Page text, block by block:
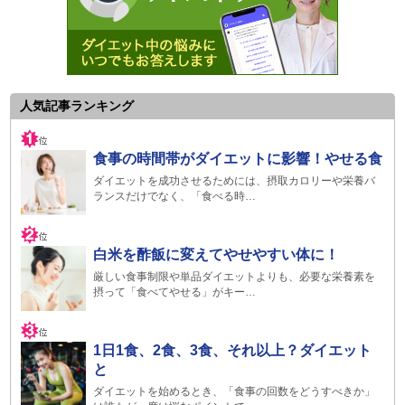
人気記事ランキング
食事の時間帯がダイエットに影響！やせる食
ダイエットを成功させるためには、摂取カロリーや栄養バ
ランスだけでなく、「食べる時…
白米を酢飯に変えてやせやすい体に！
厳しい食事制限や単品ダイエットよりも、必要な栄養素を
摂って「食べてやせる」がキー…
1日1食、2食、3食、それ以上？ダイエット
と
ダイエットを始めるとき、「食事の回数をどうすべきか」